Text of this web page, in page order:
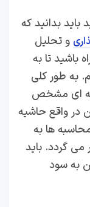
باید بدانید که
و تحلیل
باشید تا به
به طور کلی
ای مشخص
در واقع حاشیه
ها به
گردد. باید
به سود